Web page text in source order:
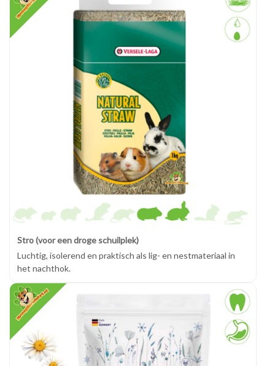
Stro (voor een droge schuilplek)
Luchtig, isolerend en praktisch als lig- en nestmateriaal in
het nachthok.